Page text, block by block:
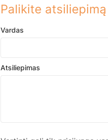
Palikite atsiliepimą
Vardas
Atsiliepimas